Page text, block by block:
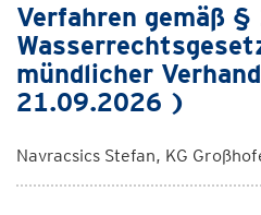
Verfahren gemäß §
mündlicher
21.09.2026 )
Navracsics Stefan, KG